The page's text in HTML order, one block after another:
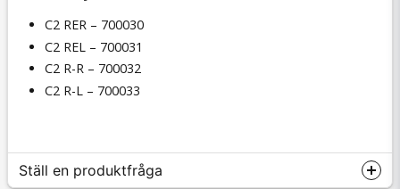
C2 RER – 700030
C2 REL – 700031
C2 R-R – 700032
C2 R-L – 700033
Ställ en produktfråga